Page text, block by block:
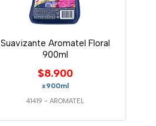
Suavizante Aromatel Floral
900ml
$8.900
x900ml
41419 -AROMATEL